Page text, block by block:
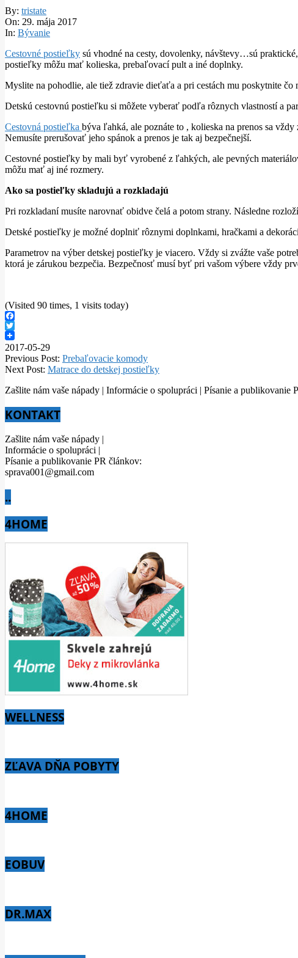
By: tristate
On: 29. mája 2017
In: Bývanie
Cestovné postieľky sú vhodné na cesty, dovolenky, návštevy…sú
postieľky môžu mať kolieska, prebaľovací pult a iné doplnky.
Myslite na pohodlie, ale tiež zdravie dieťaťa a pri cestách mu poskytnite čo
Detskú cestovnú postieľku si môžete vyberať podľa rôznych vlastností a
Cestovná postieľka býva ľahká, ale poznáte to , kolieska na prenos sa
Nemusíte prerušovať jeho spánok a prenos je tak aj bezpečnejší.
Cestovné postieľky by mali byť vyrobené z ľahkých, ale pevných
môžu mať aj iné rozmery.
Ako sa postieľky skladujú a rozkladajú
Pri rozkladaní musíte narovnať obidve čelá a potom strany. Následne
Detské postieľky je možné doplniť rôznymi doplnkami, hračkami a
Parametrov na výber detskej postieľky je viacero. Vždy si zvážte vaše
ktorá je zárukou bezpečia. Bezpečnosť musí byť pri vašom výbere vždy
(Visited 90 times, 1 visits today)
Facebook
Twitter
2017-05-29
Previous Post: Prebaľovacie komody
Next Post: Matrace do detskej postieľky
Zašlite nám vaše nápady | Informácie o spolupráci | Písanie a publikovanie
KONTAKT
Zašlite nám vaše nápady |
Informácie o spolupráci |
Písanie a publikovanie PR článkov:
sprava001@gmail.com
..
4HOME
WELLNESS
ZĽAVA DŇA POBYTY
4HOME
EOBUV
DR.MAX